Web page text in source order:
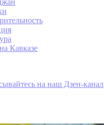
Кавказе
на наш Дзен-канал